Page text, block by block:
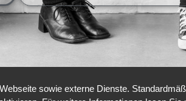
sowie externe Dienste.